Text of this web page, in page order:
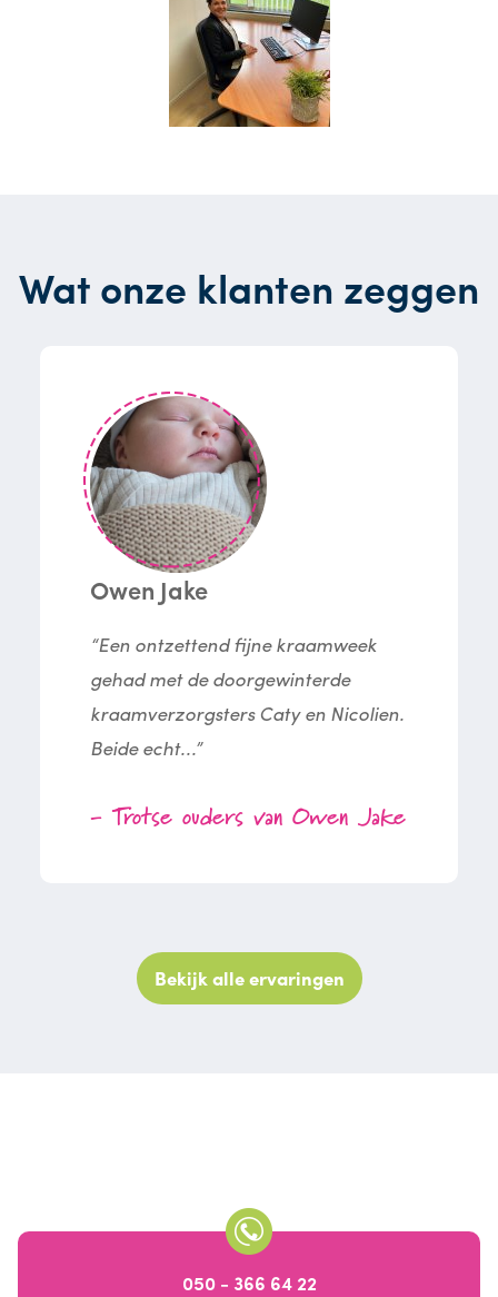
Wat onze klanten zeggen
Owen Jake
“Een ontzettend fijne kraamweek
gehad met de doorgewinterde
kraamverzorgsters Caty en Nicolien.
Beide echt...”
- Trotse ouders van Owen Jake
Bekijk alle ervaringen
050 - 366 64 22